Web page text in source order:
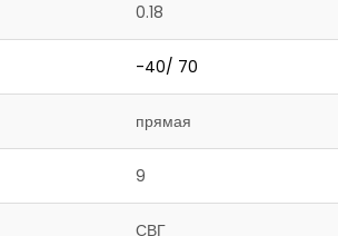
0.18
-40/ 70
прямая
9
СВГ